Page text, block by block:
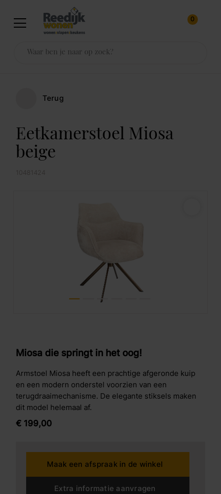
0
Terug
Eetkamerstoel Miosa
beige
Miosa die springt in het oog!
Armstoel Miosa heeft een prachtige afgeronde kuip
en een modern onderstel voorzien van een
terugdraaimechanisme. De elegante stiksels maken
dit model helemaal af.
€ 199,00
Maak een afspraak in de winkel
Extra informatie aanvragen